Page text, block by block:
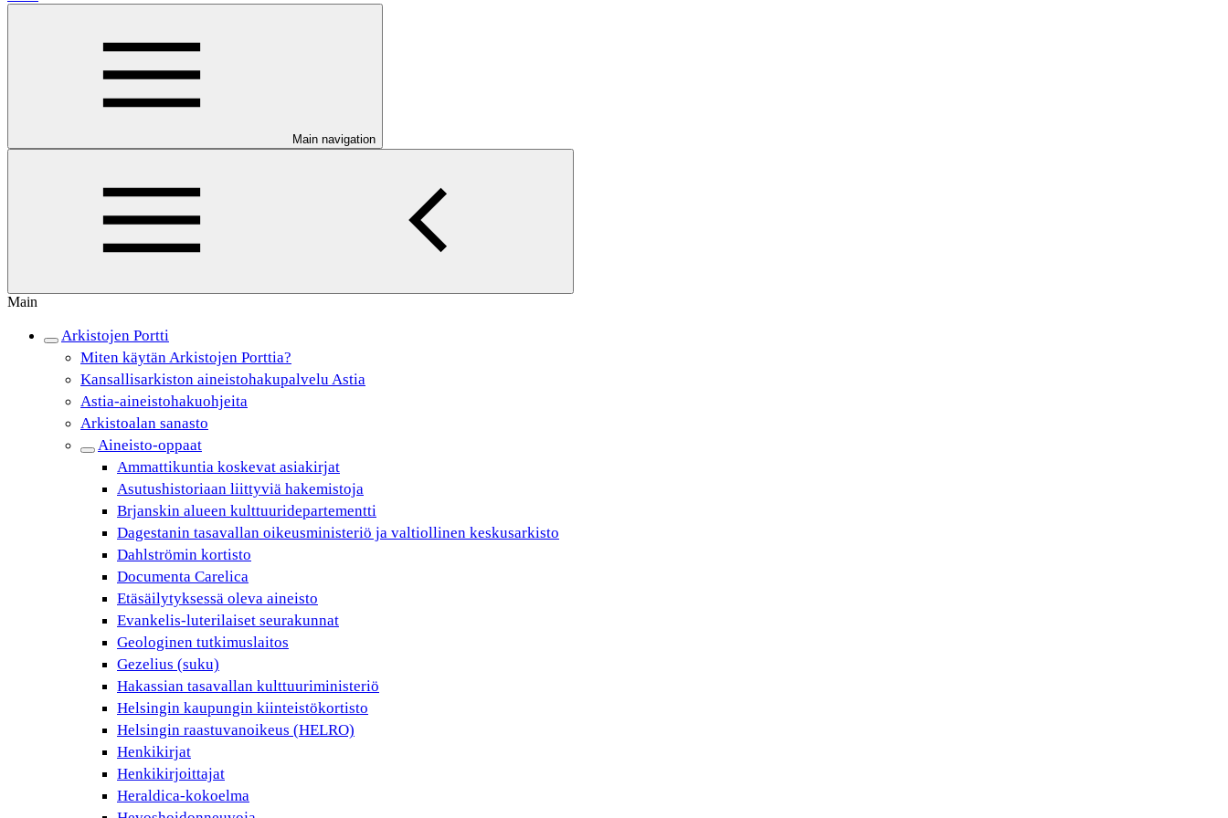
Main navigation
Main
Arkistojen Portti
Miten käytän Arkistojen Porttia?
Kansallisarkiston aineistohakupalvelu Astia
Astia-aineistohakuohjeita
Arkistoalan sanasto
Aineisto-oppaat
Ammattikuntia koskevat asiakirjat
Asutushistoriaan liittyviä hakemistoja
Brjanskin alueen kulttuuridepartementti
Dagestanin tasavallan oikeusministeriö ja valtiollinen keskusarkisto
Dahlströmin kortisto
Documenta Carelica
Etäsäilytyksessä oleva aineisto
Evankelis-luterilaiset seurakunnat
Geologinen tutkimuslaitos
Gezelius (suku)
Hakassian tasavallan kulttuuriministeriö
Helsingin kaupungin kiinteistökortisto
Helsingin raastuvanoikeus (HELRO)
Henkikirjat
Henkikirjoittajat
Heraldica-kokoelma